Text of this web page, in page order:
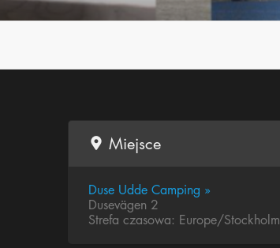
Miejsce
Duse Udde Camping »
Dusevägen 2
Strefa czasowa: Europe/Stockholm